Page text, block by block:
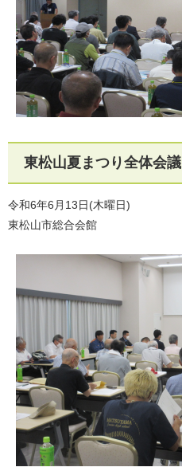
東松山夏まつり全体会議
令和6年6月13日(木曜日)
東松山市総合会館